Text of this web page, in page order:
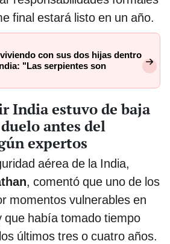
final estará listo en un año.
con sus dos hijas dentro
"Las serpientes son
India estuvo de baja
antes del
expertos
aérea de la India,
, comentó que uno de los
momentos vulnerables en
que había tomado tiempo
últimos tres o cuatro años.